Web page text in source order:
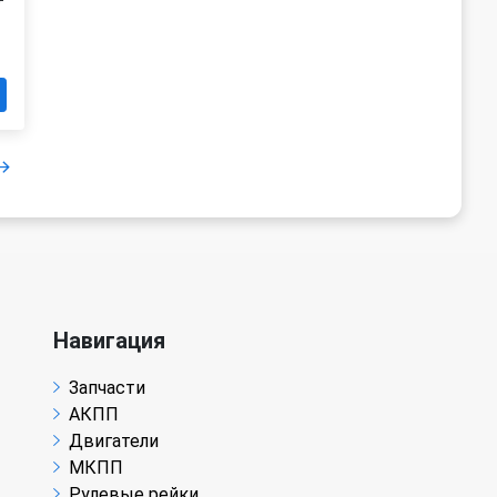
Навигация
Запчасти
АКПП
Двигатели
МКПП